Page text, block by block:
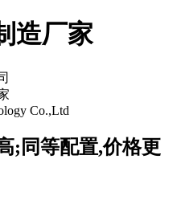
Co.,Ltd
;同等配置,价格更